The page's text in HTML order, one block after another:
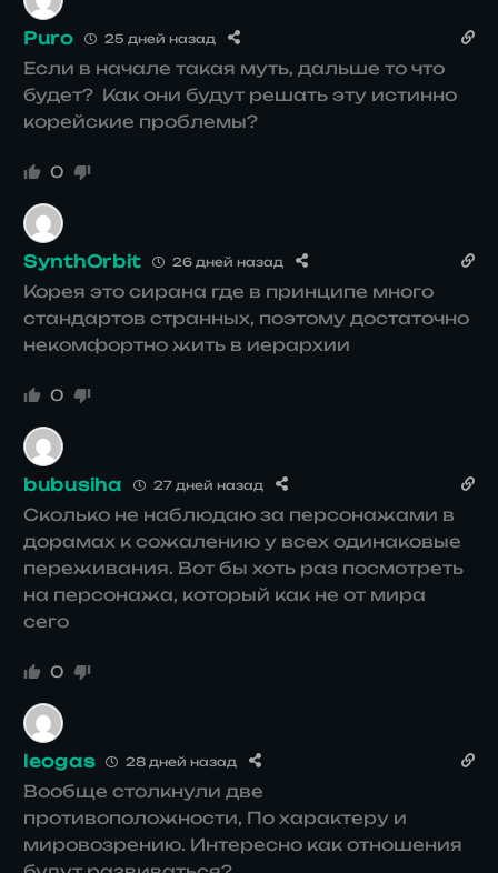
Puro 25 дней назад
Если в начале такая муть, дальше то что
будет? Как они будут решать эту истинно
корейские проблемы?
0
SynthOrbit 26 дней назад
Корея это сирана где в принципе много
стандартов странных, поэтому достаточно
некомфортно жить в иерархии
0
bubusiha 27 дней назад
Сколько не наблюдаю за персонажами в
дорамах к сожалению у всех одинаковые
переживания. Вот бы хоть раз посмотреть
на персонажа, который как не от мира
сего
0
leogas 28 дней назад
Вообще столкнули две
противоположности, По характеру и
мировозрению. Интересно как отношения